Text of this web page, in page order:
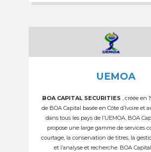
UEMOA
BOA CAPITAL SECURITIES , créée en
de BOA Capital basée en Côte d’Ivoire et
dans tous les pays de l’UEMOA, BOA
propose une large gamme de services
courtage, la conservation de titres, la
et l’analyse et recherche. BOA